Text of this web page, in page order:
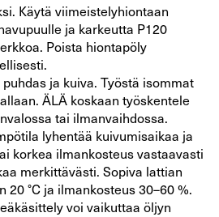
Käytä viimeistelyhiontaan
ja karkeutta P120
Poista hiontapöly
ja kuiva. Työstä isommat
ÄLÄ koskaan työskentele
tai ilmanvaihdossa.
lyhentää kuivumisaikaa ja
korkea ilmankosteus vastaavasti
merkittävästi. Sopiva lattian
°C ja ilmankosteus 30–60 %.
voi vaikuttaa öljyn